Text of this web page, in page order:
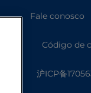
Fale conosco
Código de
沪ICP备